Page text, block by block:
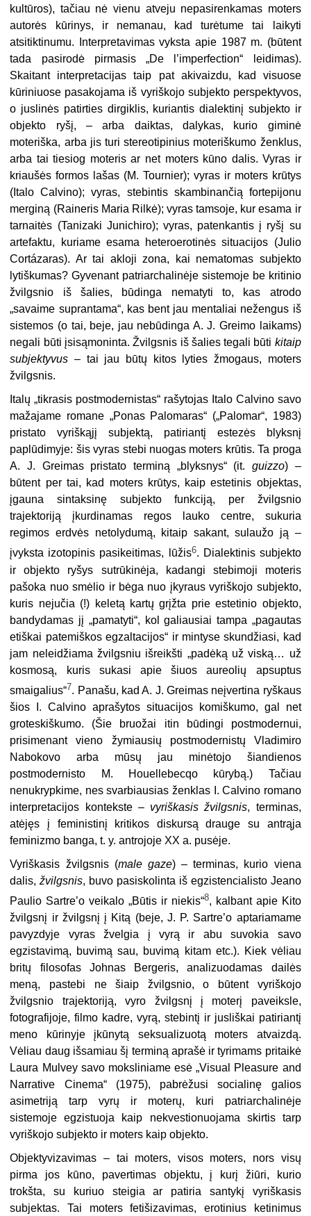
kultūros), tačiau nė vienu atveju nepasirenkamas moters
autorės kūrinys, ir nemanau, kad turėtume tai laikyti
atsitiktinumu. Interpretavimas vyksta apie 1987 m. (būtent
tada pasirodė pirmasis „De l’imperfection“ leidimas).
Skaitant interpretacijas taip pat akivaizdu, kad visuose
kūriniuose pasakojama iš vyriškojo subjekto perspektyvos,
o juslinės patirties dirgiklis, kuriantis dialektinį subjekto ir
objekto ryšį, – arba daiktas, dalykas, kurio giminė
moteriška, arba jis turi stereotipinius moteriškumo ženklus,
arba tai tiesiog moteris ar net moters kūno dalis. Vyras ir
kriaušės formos lašas (M. Tournier); vyras ir moters krūtys
(Italo Calvino); vyras, stebintis skambinančią fortepijonu
merginą (Raineris Maria Rilkė); vyras tamsoje, kur esama ir
tarnaitės (Tanizaki Junichiro); vyras, patenkantis į ryšį su
artefaktu, kuriame esama heteroerotinės situacijos (Julio
Cortázaras). Ar tai akloji zona, kai nematomas subjekto
lytiškumas? Gyvenant patriarchalinėje sistemoje be kritinio
žvilgsnio iš šalies, būdinga nematyti to, kas atrodo
„savaime suprantama“, kas bent jau mentaliai nežengus iš
sistemos (o tai, beje, jau nebūdinga A. J. Greimo laikams)
negali būti įsisąmoninta. Žvilgsnis iš šalies tegali būti kitaip
subjektyvus – tai jau būtų kitos lyties žmogaus, moters
žvilgsnis.
Italų „tikrasis postmodernistas“ rašytojas Italo Calvino savo
mažajame romane „Ponas Palomaras“ („Palomar“, 1983)
pristato vyriškąjį subjektą, patiriantį estezės blyksnį
paplūdimyje: šis vyras stebi nuogas moters krūtis. Ta proga
A. J. Greimas pristato terminą „blyksnys“ (it. guizzo) –
būtent per tai, kad moters krūtys, kaip estetinis objektas,
įgauna sintaksinę subjekto funkciją, per žvilgsnio
trajektoriją įkurdinamas regos lauko centre, sukuria
regimos erdvės netolydumą, kitaip sakant, sulaužo ją –
įvyksta izotopinis pasikeitimas, lūžis6. Dialektinis subjekto
ir objekto ryšys sutrūkinėja, kadangi stebimoji moteris
pašoka nuo smėlio ir bėga nuo įkyraus vyriškojo subjekto,
kuris nejučia (!) keletą kartų grįžta prie estetinio objekto,
bandydamas jį „pamatyti“, kol galiausiai tampa „pagautas
etiškai patemiškos egzaltacijos“ ir mintyse skundžiasi, kad
jam neleidžiama žvilgsniu išreikšti „padėką už viską… už
kosmosą, kuris sukasi apie šiuos aureolių apsuptus
smaigalius“7. Panašu, kad A. J. Greimas neįvertina ryškaus
šios I. Calvino aprašytos situacijos komiškumo, gal net
groteskiškumo. (Šie bruožai itin būdingi postmodernui,
prisimenant vieno žymiausių postmodernistų Vladimiro
Nabokovo arba mūsų jau minėtojo šiandienos
postmodernisto M. Houellebecqo kūrybą.) Tačiau
nenukrypkime, nes svarbiausias ženklas I. Calvino romano
interpretacijos kontekste – vyriškasis žvilgsnis, terminas,
atėjęs į feministinį kritikos diskursą drauge su antrąja
feminizmo banga, t. y. antrojoje XX a. pusėje.
Vyriškasis žvilgsnis (male gaze) – terminas, kurio viena
dalis,žvilgsnis, buvo pasiskolinta iš egzistencialisto Jeano
Paulio Sartre’o veikalo „Būtis ir niekis“8, kalbant apie Kito
žvilgsnį ir žvilgsnį į Kitą (beje, J. P. Sartre’o aptariamame
pavyzdyje vyras žvelgia į vyrą ir abu suvokia savo
egzistavimą, buvimą sau, buvimą kitam etc.). Kiek vėliau
britų filosofas Johnas Bergeris, analizuodamas dailės
meną, pastebi ne šiaip žvilgsnio, o būtent vyriškojo
žvilgsnio trajektoriją, vyro žvilgsnį į moterį paveiksle,
fotografijoje, filmo kadre, vyrą, stebintį ir jusliškai patiriantį
meno kūrinyje įkūnytą seksualizuotą moters atvaizdą.
Vėliau daug išsamiau šį terminą aprašė ir tyrimams pritaikė
Laura Mulvey savo moksliniame esė „Visual Pleasure and
Narrative Cinema“ (1975), pabrėžusi socialinę galios
asimetriją tarp vyrų ir moterų, kuri patriarchalinėje
sistemoje egzistuoja kaip nekvestionuojama skirtis tarp
vyriškojo subjekto ir moters kaip objekto.
Objektyvizavimas – tai moters, visos moters, nors visų
pirma jos kūno, pavertimas objektu, į kurį žiūri, kurio
trokšta, su kuriuo steigia ar patiria santykį vyriškasis
subjektas. Tai moters fetišizavimas, erotinius ketinimus